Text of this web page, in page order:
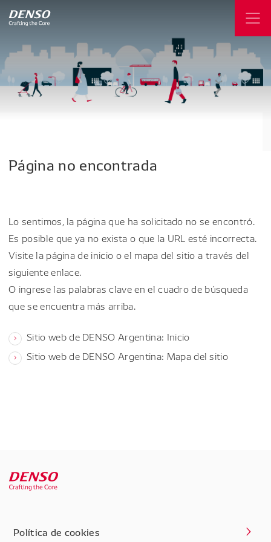
Página no encontrada
Lo sentimos, la página que ha solicitado no se encontró.
Es posible que ya no exista o que la URL esté incorrecta.
Visite la página de inicio o el mapa del sitio a través del
siguiente enlace.
O ingrese las palabras clave en el cuadro de búsqueda
que se encuentra más arriba.
Sitio web de DENSO Argentina: Inicio
Sitio web de DENSO Argentina: Mapa del sitio
Política de cookies